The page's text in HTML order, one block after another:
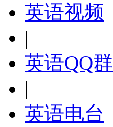
英语视频
|
英语QQ群
|
英语电台